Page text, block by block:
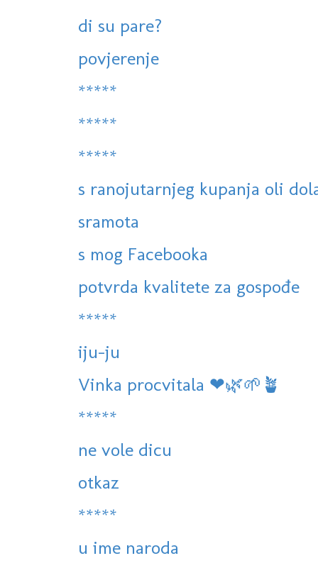
di su pare?
povjerenje
*****
*****
*****
s ranojutarnjeg kupanja oli
sramota
s mog Facebooka
potvrda kvalitete za gospođe
*****
iju-ju
Vinka procvitala ❤🌿🌱🪴
*****
ne vole dicu
otkaz
*****
u ime naroda